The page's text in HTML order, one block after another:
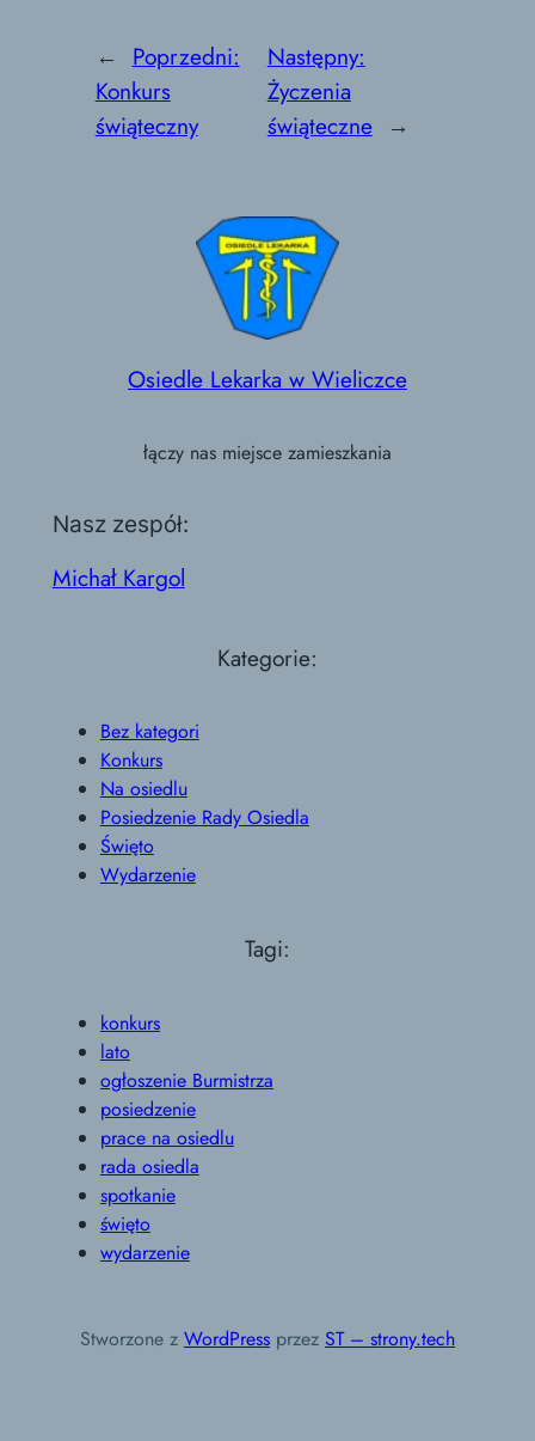
←
Poprzedni:
Konkurs
świąteczny
Następny:
Życzenia
świąteczne →
Osiedle Lekarka w Wieliczce
łączy nas miejsce zamieszkania
Nasz zespół:
Michał Kargol
Kategorie:
Bez kategori
Konkurs
Na osiedlu
Posiedzenie Rady Osiedla
Święto
Wydarzenie
Tagi:
konkurs
lato
ogłoszenie Burmistrza
posiedzenie
prace na osiedlu
rada osiedla
spotkanie
święto
wydarzenie
Stworzone z WordPress przez ST – strony.tech